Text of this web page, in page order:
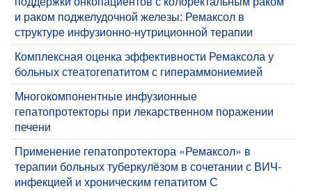
и раком поджелудочной железы: Ремаксол в
структуре инфузионно-нутриционной терапии
Комплексная оценка эффективности Ремаксола у
больных стеатогепатитом с гипераммониемией
Многокомпонентные инфузионные
гепатопротекторы при лекарственном поражении
печени
Применение гепатопротектора «Ремаксол» в
терапии больных туберкулёзом в сочетании с ВИЧ-
инфекцией и хроническим гепатитом С